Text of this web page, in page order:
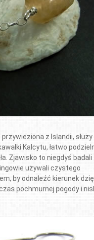
z Islandii, służy
Kalcytu, łatwo
Zjawisko to niegdyś badali
używali czystego
by odnaleźć kierunek
pochmurnej pogody i